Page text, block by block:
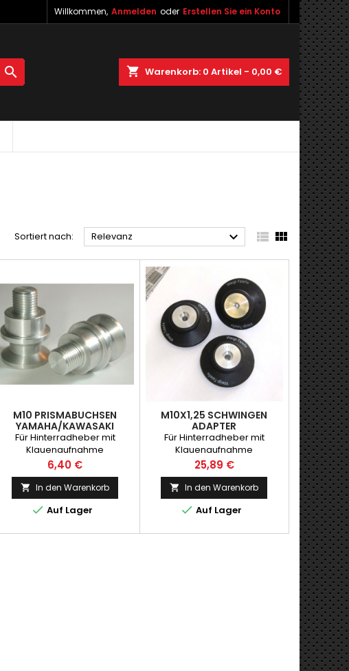
Willkommen, Anmelden oder Erstellen Sie ein Konto
shopping_cart Warenkorb: 0 Artikel - 0,00 €

Sortiert nach: Relevanz   
M10 PRISMABUCHSEN
YAMAHA/KAWASAKI
Für Hinterradheber mit
Klauenaufnahme
Preis
6,40 €
 In den Warenkorb
 Auf Lager
M10X1,25 SCHWINGEN
ADAPTER
YAMAHA/KAWASAKI
Für Hinterradheber mit
Klauenaufnahme
Preis
25,89 €
 In den Warenkorb
 Auf Lager